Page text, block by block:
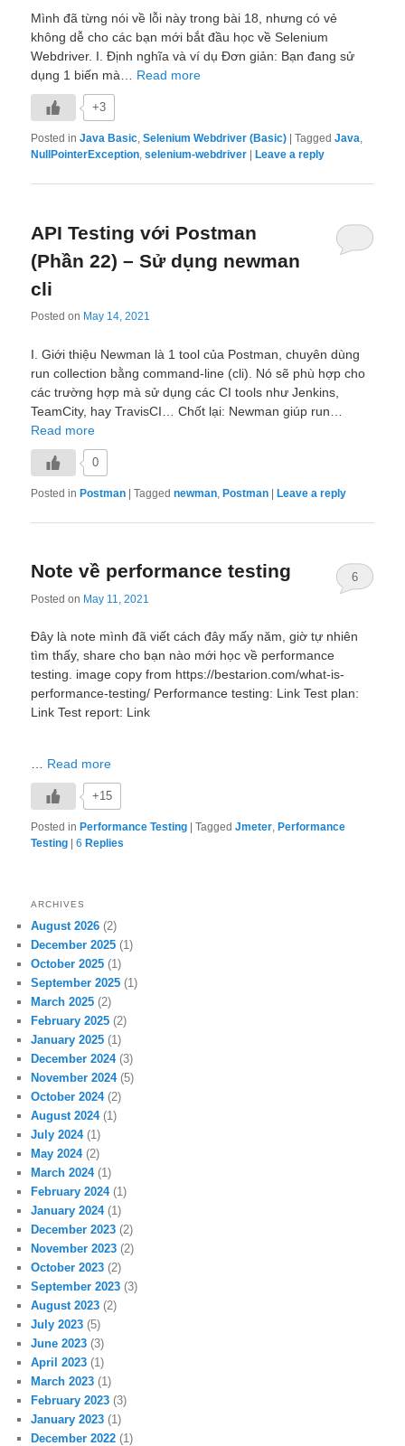
Mình đã từng nói về lỗi này trong bài 18, nhưng có vẻ
không dễ cho các bạn mới bắt đầu học về Selenium
Webdriver. I. Định nghĩa và ví dụ Đơn giản: Bạn đang sử
dụng 1 biến mà… Read more
+3
Posted in Java Basic,Selenium Webdriver (Basic) |Tagged Java,
NullPointerException,selenium-webdriver Leave a reply
API Testing với Postman
(Phần 22) – Sử dụng newman
cli
Posted on May 14, 2021
I. Giới thiệu Newman là 1 tool của Postman, chuyên dùng
run collection bằng command-line (cli). Nó sẽ phù hợp cho
các trường hợp mà sử dụng các CI tools như Jenkins,
TeamCity, hay TravisCI… Chốt lại: Newman giúp run…
Read more
0
Posted in Postman |Tagged newman ,Postman |Leave a reply
Note về performance testing
Posted on May 11, 2021
6
Đây là note mình đã viết cách đây mấy năm, giờ tự nhiên
tìm thấy, share cho bạn nào mới học về performance
testing. image copy from https://bestarion.com/what-is-
performance-testing/ Performance testing: Link Test plan:
Link Test report: Link
… Read more
+15
Posted in Performance Testing |Tagged Jmeter, Performance
Testing
|6 Replies
ARCHIVES
August 2026 (2)
December 2025 (1)
October 2025 (1)
September 2025 (1)
March 2025 (2)
February 2025 (2)
January 2025 (1)
December 2024(3)
November 2024(5)
October 2024(2)
August 2024(1)
July 2024(1)
May 2024(2)
March 2024(1)
February 2024(1)
January 2024(1)
December 2023 (2)
November 2023 (2)
October 2023 (2)
September 2023 (3)
August 2023 (2)
July 2023 (5)
June 2023 (3)
April 2023 (1)
March 2023 (1)
February 2023 (3)
January 2023 (1)
December 2022 (1)